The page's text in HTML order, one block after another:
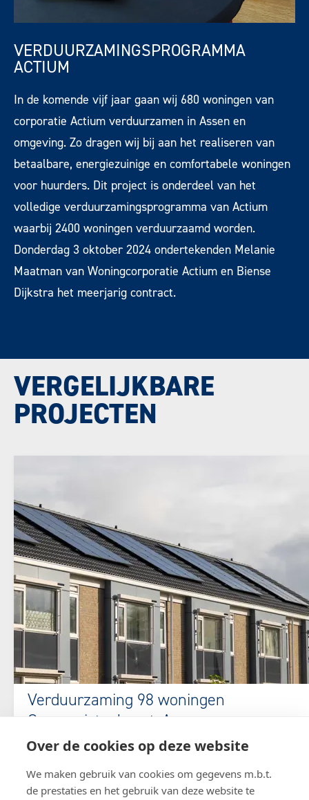
Over de cookies op deze website
We maken gebruik van cookies om gegevens m.b.t.
de prestaties en het gebruik van deze website te
VERDUURZAMINGSPROGRAMMA
ACTIUM
In de komende vijf jaar gaan wij 680 woningen van
corporatie Actium verduurzamen in Assen en
omgeving. Zo dragen wij bij aan het realiseren van
betaalbare, energiezuinige en comfortabele woningen
voor huurders. Dit project is onderdeel van het
volledige verduurzamingsprogramma van Actium
waarbij 2400 woningen verduurzaamd worden.
Donderdag 3 oktober 2024 ondertekenden Melanie
Maatman van Woningcorporatie Actium en Biense
Dijkstra het meerjarig contract.
VERGELIJKBARE
PROJECTEN
Verduurzaming 98 woningen
Componistenbuurt, Assen
In Assen verduurzamen we 98 woningen in opdracht
betaalbare, energiezuinige en comfortabele woningen